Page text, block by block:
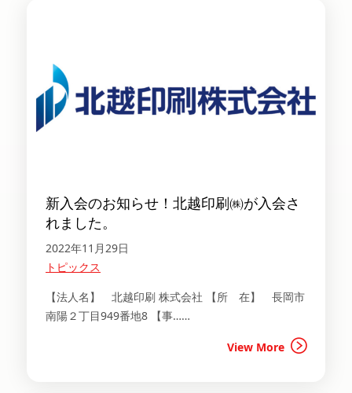
新入会のお知らせ！北越印刷㈱が入会さ
れました。
2022年11月29日
トピックス
【法人名】 北越印刷 株式会社 【所 在】 長岡市
南陽２丁目949番地8 【事……
View More